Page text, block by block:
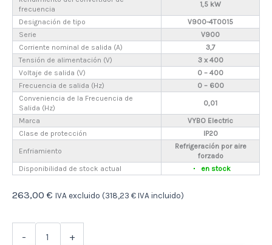
frecuencia
1,5 kW
Designación de tipo
V900-4T0015
Serie
V900
Corriente nominal de salida (A)
3,7
Tensión de alimentación (V)
3 x 400
Voltaje de salida (V)
0 – 400
Frecuencia de salida (Hz)
0 – 600
Conveniencia de la Frecuencia de
Salida (Hz)
0,01
Marca
VYBO Electric
Clase de protección
IP20
Enfriamiento
Refrigeración por aire
forzado
Disponibilidad de stock actual
en stock
263,00 € IVA excluido (318,23 € IVA incluido)
-
Convertidor
+